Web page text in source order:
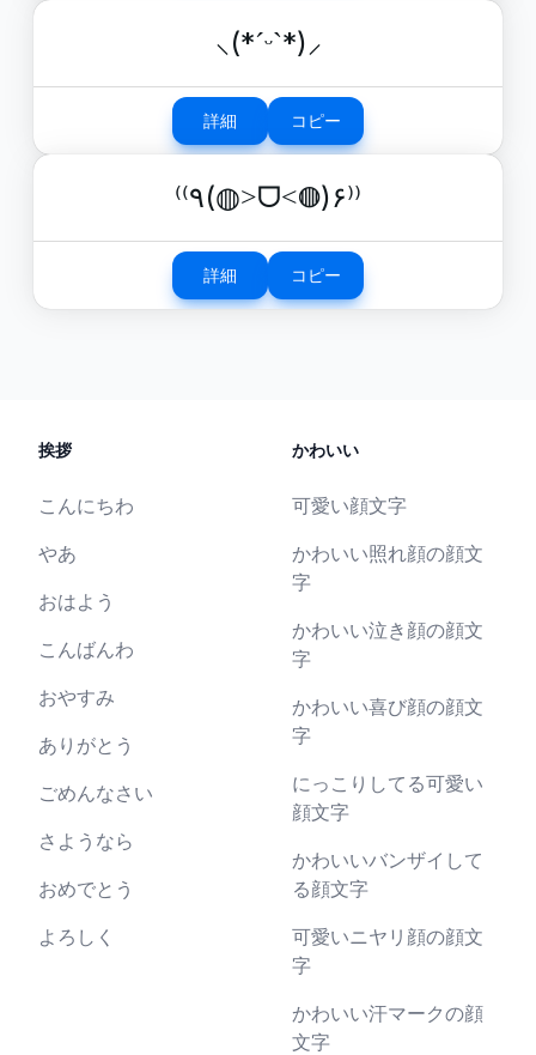
⸜(*ˊᵕˋ*)⸝
詳細 コピー
⁽⁽٩(◍˃ᗜ˂◍)۶⁾⁾
詳細 コピー
挨拶
こんにちわ
やあ
おはよう
こんばんわ
おやすみ
ありがとう
ごめんなさい
さようなら
おめでとう
よろしく
かわいい
可愛い顔文字
かわいい照れ顔の顔文
字
かわいい泣き顔の顔文
字
かわいい喜び顔の顔文
字
にっこりしてる可愛い
顔文字
かわいいバンザイして
る顔文字
可愛いニヤリ顔の顔文
字
かわいい汗マークの顔
文字